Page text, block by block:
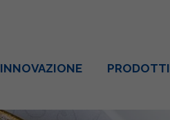
INNOVAZIONE PRODOTTI